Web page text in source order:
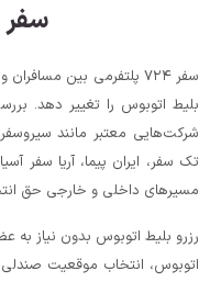
سفر ۷۲۴ چیست؟
سفر ۷۲۴ پلتفرمی بین
بلیط اتوبوس را تغییر دهد.
شرکت‌هایی معتبر مانند
تک سفر، ایران پیما، آریا سفر
مسیرهای داخلی و خارجی حق
رزرو بلیط اتوبوس بدون نیاز
اتوبوس، انتخاب موقعیت